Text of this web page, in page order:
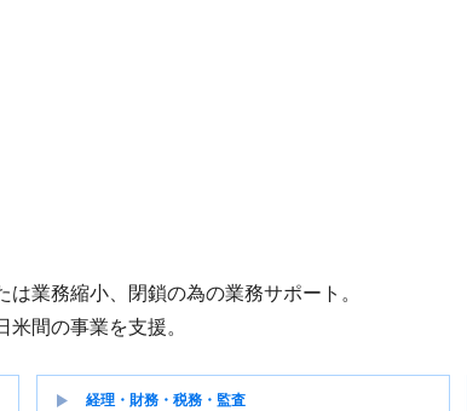
業務縮小、閉鎖の為の業務サポート。
間の事業を支援。
経理・財務・税務・監査